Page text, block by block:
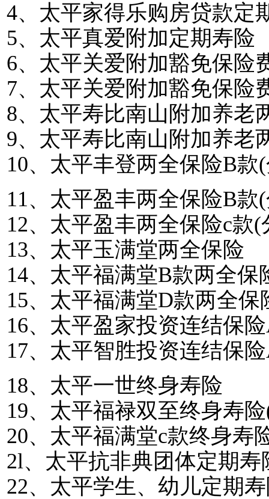
4、太平家得乐购房贷款定
5、太平真爱附加定期寿险
6、太平关爱附加豁免保险
7、太平关爱附加豁免保险
8、太平寿比南山附加养老
9、太平寿比南山附加养老
10、太平丰登两全保险B款(
11、太平盈丰两全保险B款(
12、太平盈丰两全保险c款(
13、太平玉满堂两全保险
14、太平福满堂B款两全保
15、太平福满堂D款两全保
16、太平盈家投资连结保险
17、太平智胜投资连结保险
18、太平一世终身寿险
19、太平福禄双至终身寿险
20、太平福满堂c款终身寿
2l、太平抗非典团体定期寿
22、太平学生、幼儿定期